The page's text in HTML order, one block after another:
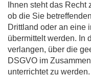
Ihnen steht das
ob die Sie
Drittland oder an eine
übermittelt werden. In
verlangen, über die
DSGVO im
unterrichtet zu werden.